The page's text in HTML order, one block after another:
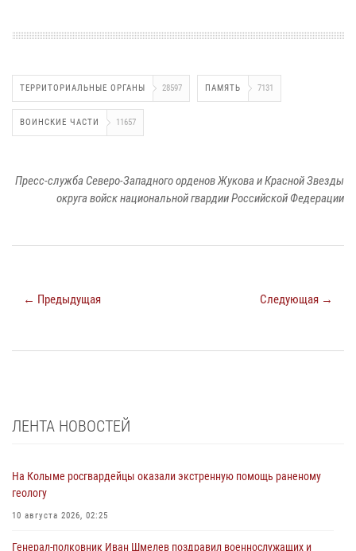
ТЕРРИТОРИАЛЬНЫЕ ОРГАНЫ 28597 ПАМЯТЬ 7131
ВОИНСКИЕ ЧАСТИ 11657
Пресс-служба Северо-Западного орденов Жукова и Красной Звезды
округа войск национальной гвардии Российской Федерации
← Предыдущая Следующая →
ЛЕНТА НОВОСТЕЙ
На Колыме росгвардейцы оказали экстренную помощь раненому
геологу
10 августа 2026, 02:25
Генерал-полковник Иван Шмелев поздравил военнослужащих и